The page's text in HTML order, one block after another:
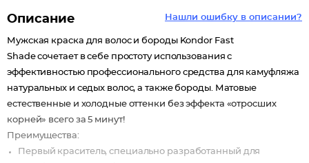
Нашли ошибку в описании?
Описание
Мужская краска для волос и бороды Kondor Fast
Shade сочетает в себе простоту использования с
эффективностью профессионального средства для камуфляжа
натуральных и седых волос, а также бороды. Матовые
естественные и холодные оттенки без эффекта «отросших
корней» всего за 5 минут!
Преимущества:
Первый краситель, специально разработанный для